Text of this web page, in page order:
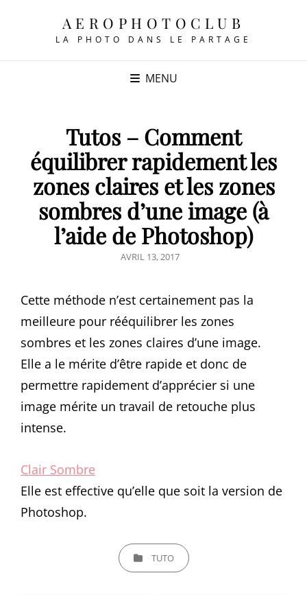
AEROPHOTOCLUB
LA PHOTO DANS LE PARTAGE
MENU
Tutos – Comment
équilibrer rapidement les
zones claires et les zones
sombres d’une image (à
l’aide de Photoshop)
POSTED
AVRIL 13, 2017
Cette méthode n’est certainement pas la
meilleure pour rééquilibrer les zones
sombres et les zones claires d’une image.
Elle a le mérite d’être rapide et donc de
permettre rapidement d’apprécier si une
image mérite un travail de retouche plus
intense.
Clair Sombre
Elle est effective qu’elle que soit la version de
Photoshop.
CATEGORIESTUTO